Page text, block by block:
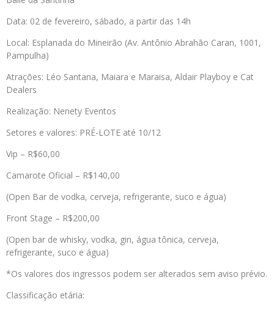
Data: 02 de fevereiro, sábado, a partir das 14h
Local: Esplanada do Mineirão (Av. Antônio Abrahão Caran, 1001,
Pampulha)
Atrações: Léo Santana, Maiara e Maraisa, Aldair Playboy e Cat
Dealers
Realização: Nenety Eventos
Setores e valores: PRÉ-LOTE até 10/12
Vip – R$60,00
Camarote Oficial – R$140,00
(Open Bar de vodka, cerveja, refrigerante, suco e água)
Front Stage – R$200,00
(Open bar de whisky, vodka, gin, água tônica, cerveja,
refrigerante, suco e água)
*Os valores dos ingressos podem ser alterados sem aviso prévio.
Classificação etária: